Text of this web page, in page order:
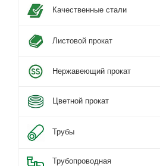
Качественные стали
Листовой прокат
Нержавеющий прокат
Цветной прокат
Трубы
Трубопроводная